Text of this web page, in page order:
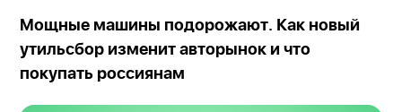
Мощные машины подорожают. Как новый
утильсбор изменит авторынок и что
покупать россиянам